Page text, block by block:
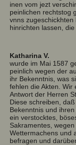
inen vom jezt
peinlichen rechtstog
vnns
hinrichten lassen,
Katharina V.
wurde im Mai 1587
peinlich wegen der
ihr Bekenntnis, was
fehlen die Akten.
Antwort der Herren
Diese schreiben,
Bekenntnis und
ein verstocktes,
Sakramentes,
Wettermachens und
befragen und